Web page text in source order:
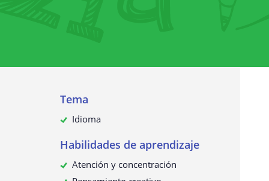
Tema
Idioma
Habilidades de aprendizaje
Atención y concentración
eliminar sus datos personales?